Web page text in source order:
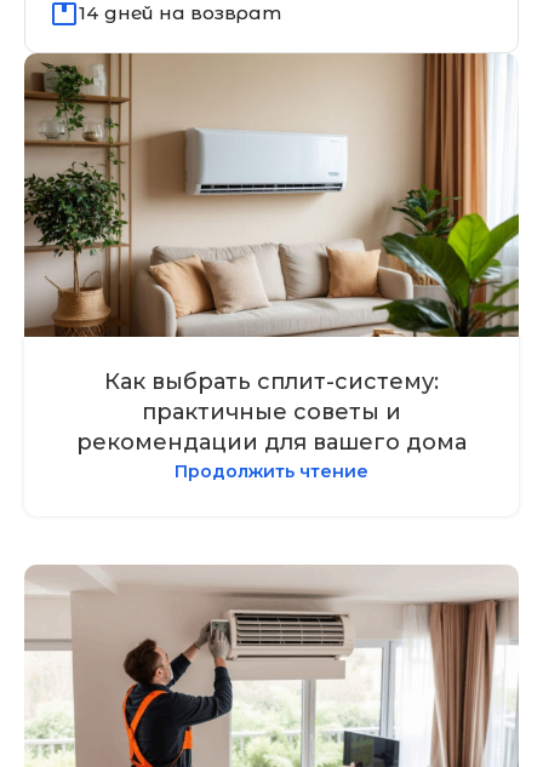
14 дней на возврат
Как выбрать сплит-систему:
практичные советы и
рекомендации для вашего дома
Продолжить чтение